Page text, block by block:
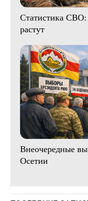
Статистика СВО:
растут
Внеочередные
Осетии